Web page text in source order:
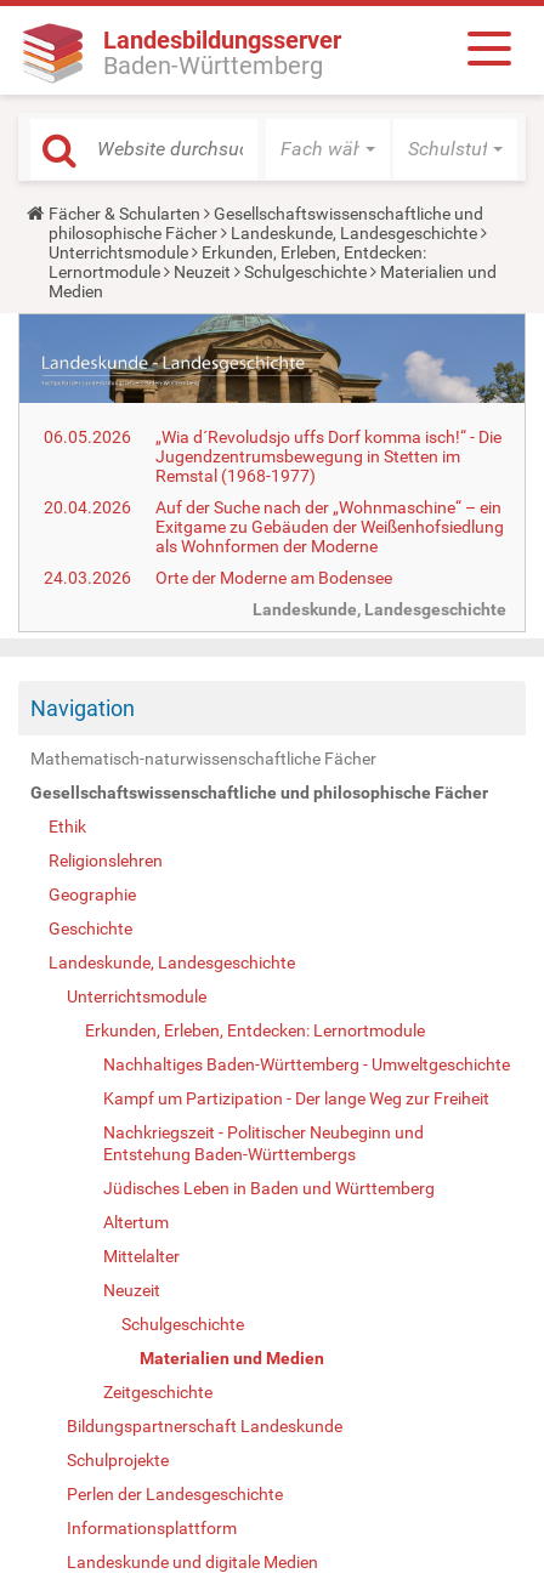
Landesbildungsserver
Baden-Württemberg
Fach wählen Schulstufe
Y
o
u
a
r
e
r
e
:
Fächer & Schularten
Gesellschaftswissenschaftliche und
philosophische Fächer
Landeskunde, Landesgeschichte
Unterrichtsmodule
Erkunden, Erleben, Entdecken:
Lernortmodule
Neuzeit Schulgeschichte
Materialien und
Medien
06.05.2026
„Wia d´Revoludsjo uffs Dorf komma isch!“ - Die
Jugendzentrumsbewegung in Stetten im
Remstal (1968-1977)
20.04.2026
Auf der Suche nach der „Wohnmaschine“ – ein
Exitgame zu Gebäuden der Weißenhofsiedlung
als Wohnformen der Moderne
24.03.2026
Orte der Moderne am Bodensee
Landeskunde, Landesgeschichte
Navigation
Mathematisch-naturwissenschaftliche Fächer
Gesellschaftswissenschaftliche und philosophische Fächer
Ethik
Religionslehren
Geographie
Geschichte
Landeskunde, Landesgeschichte
Unterrichtsmodule
Erkunden, Erleben, Entdecken: Lernortmodule
Nachhaltiges Baden-Württemberg - Umweltgeschichte
Kampf um Partizipation - Der lange Weg zur Freiheit
Nachkriegszeit - Politischer Neubeginn und
Entstehung Baden-Württembergs
Jüdisches Leben in Baden und Württemberg
Altertum
Mittelalter
Neuzeit
Schulgeschichte
Materialien und Medien
Zeitgeschichte
Bildungspartnerschaft Landeskunde
Schulprojekte
Perlen der Landesgeschichte
Informationsplattform
Landeskunde und digitale Medien